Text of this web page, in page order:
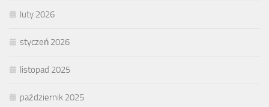
luty 2026
styczeń 2026
listopad 2025
październik 2025